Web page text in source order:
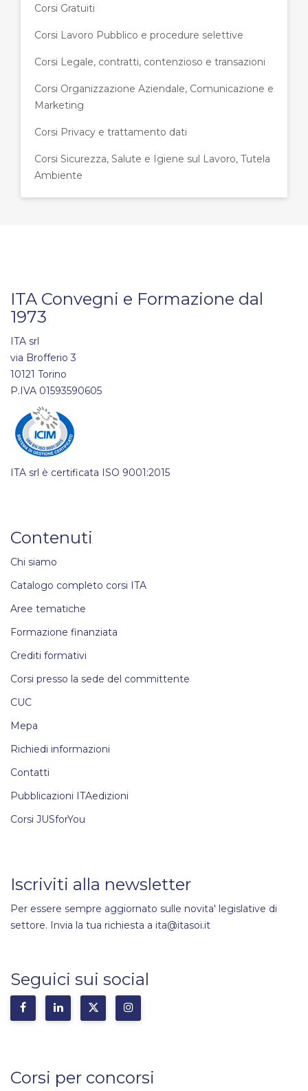
Corsi Gratuiti
Corsi Lavoro Pubblico e procedure selettive
Corsi Legale, contratti, contenzioso e transazioni
Corsi Organizzazione Aziendale, Comunicazione e
Marketing
Corsi Privacy e trattamento dati
Corsi Sicurezza, Salute e Igiene sul Lavoro, Tutela
Ambiente
ITA Convegni e Formazione dal
1973
ITA srl
via Brofferio 3
10121 Torino
P.IVA 01593590605
ITA srl è certificata ISO 9001:2015
Contenuti
Chi siamo
Catalogo completo corsi ITA
Aree tematiche
Formazione finanziata
Crediti formativi
Corsi presso la sede del committente
CUC
Mepa
Richiedi informazioni
Contatti
Pubblicazioni ITAedizioni
Corsi JUSforYou
Iscriviti alla newsletter
Per essere sempre aggiornato sulle novita' legislative di
settore. Invia la tua richiesta a ita@itasoi.it
Seguici sui social
Corsi per concorsi